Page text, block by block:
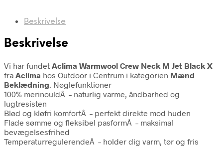
Beskrivelse
Beskrivelse
Vi har fundet Aclima Warmwool Crew Neck M Jet Black X
fra Aclima hos Outdoor i Centrum i kategorien Mænd
Beklædning. Nøglefunktioner
100% merinouldÂ – naturlig varme, åndbarhed og
lugtresisten
Blød og kløfri komfortÂ – perfekt direkte mod huden
Flade sømme og fleksibel pasformÂ – maksimal
bevægelsesfrihed
TemperaturregulerendeÂ – holder dig varm, tør og fris